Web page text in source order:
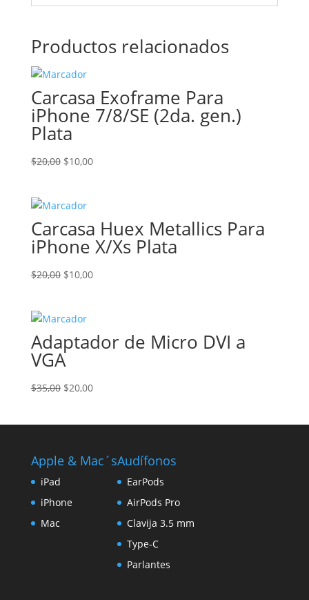
Productos relacionados
Carcasa Exoframe Para
iPhone 7/8/SE (2da. gen.)
Plata
$20,00 El
era:
$20,00.
$10,00El
$10,00.
Carcasa Huex Metallics Para
iPhone X/Xs Plata
$20,00 El
era:
$20,00.
$10,00El
$10,00.
Adaptador de Micro DVI a
VGA
$35,00 El
$20,00El
Apple & Mac´s
iPad
iPhone
Mac
Audífonos
EarPods
AirPods Pro
Clavija 3.5 mm
Type-C
Parlantes